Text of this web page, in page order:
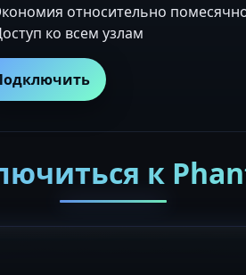
относительно
ко всем узлам
к